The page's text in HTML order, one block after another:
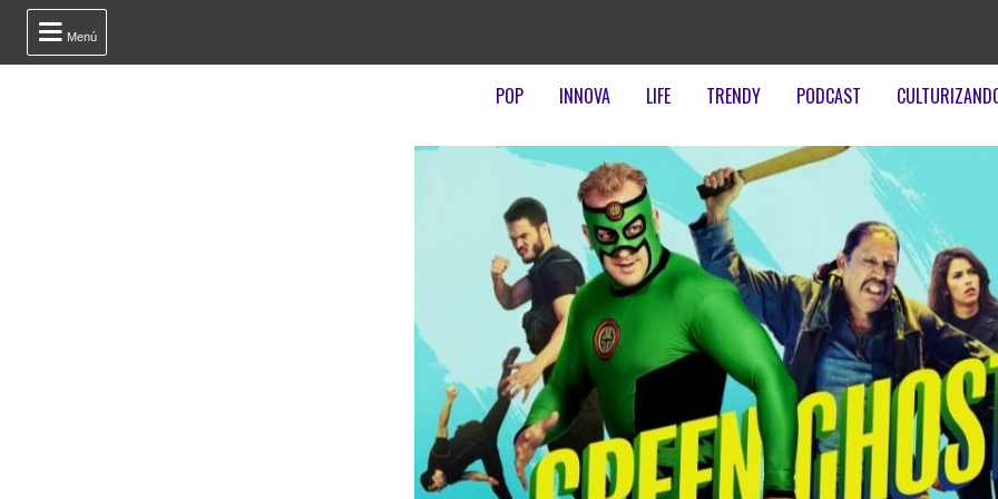
 Menú
POP INNOVA LIFE TRENDY PODCAST